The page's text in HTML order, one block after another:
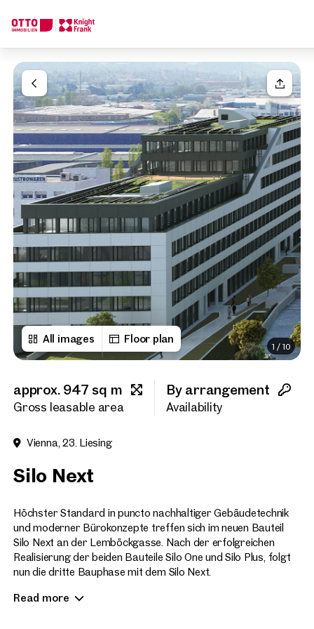
All images Floor plan
1 /10
approx. 947 sq m
Gross leasable area
By arrangement
Availability
Vienna, 23. Liesing
Silo Next
Höchster Standard in puncto nachhaltiger Gebäudetechnik
und moderner Bürokonzepte treffen sich im neuen Bauteil
Silo Next an der Lemböckgasse. Nach der erfolgreichen
Realisierung der beiden Bauteile Silo One und Silo Plus, folgt
nun die dritte Bauphase mit dem Silo Next.
Das Gebäude mit ca. 10.000 m² Nutzfläche ist bereits zur
Read more
Your request
Your message
Salutation
Please select
Title(optional)
First name
Last name
Phone number
Callback Service
I have read and agree to
We find your
Dream Property
Tell us what you're looking for, and we'll find your dream
How would you like to contact us?
Online
Configure and have us find a property
Contact person
Call or schedule a callback